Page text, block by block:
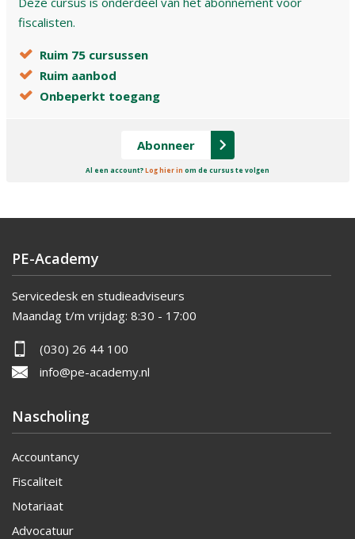
fiscalisten.
Ruim 75 cursussen
Ruim aanbod
Onbeperkt toegang
Abonneer
Al een account?Log hier in om de cursus te volgen
PE-Academy
Servicedesk en studieadviseurs
Maandag t/m vrijdag: 8:30 - 17:00
(030) 26 44 100
info@pe-academy.nl
Nascholing
Accountancy
Fiscaliteit
Notariaat
Advocatuur